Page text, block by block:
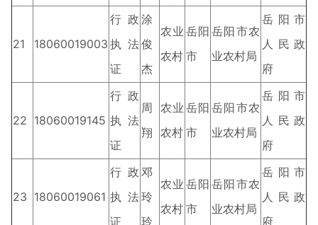
21 18060019003
行政
执法
证
涂
俊
杰
农业
农村
岳阳
市
岳阳市农
业农村局
岳阳市
人民政
府
22 18060019145
行政
执法
证
周
翔
农业
农村
岳阳
市
岳阳市农
业农村局
岳阳市
人民政
府
23 18060019061
行政
执法
证
邓
玲
玲
农业
农村
岳阳
市
岳阳市农
业农村局
岳阳市
人民政
府